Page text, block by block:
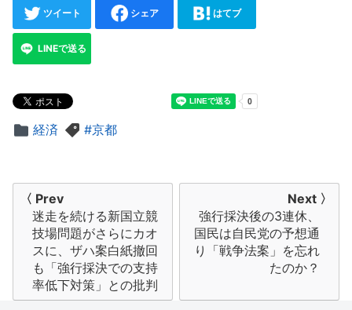
ツイート シェア はてブ
LINEで送る
経済 京都
〈 Prev
迷走を続ける新国立競
技場問題がさらにカオ
スに、ザハ案白紙撤回
も「強行採決での支持
率低下対策」との批判
Next 〉
強行採決後の3連休、
国民は自民党の予想通
り「戦争法案」を忘れ
たのか？